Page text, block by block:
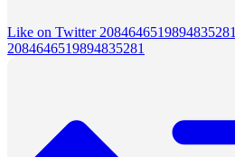
Like on Twitter 2084646519894835281
2084646519894835281